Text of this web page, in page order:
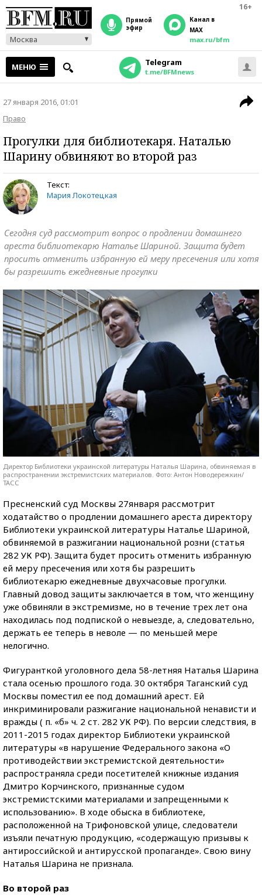
16+
Москва
прямой
эфир
Канал в
MAX
max.ru/bfm
МЕНЮ Telegram
t.me/BFMnews
27 января 2016, 01:01
Право
Прогулки для библиотекаря. Наталью
Шарину обвиняют во второй раз
Текст:
Мария Локотецкая
Сегодня суд рассмотрит вопрос о продлении домашнего
ареста библиотекарю Наталье Шариной. Защита будет
просить отменить избранную ей меру пресечения или хотя
бы разрешить ежедневные прогулки
Директор Библиотеки украинской литературы Наталья Шарина, обвиняемая в
распространении экстремистских материалов. Фото: Антон Новодережкин/
ТАСС
Пресненский суд Москвы 27января рассмотрит
ходатайство о продлении домашнего ареста директору
Библиотеки украинской литературы Наталье Шариной,
обвиняемой в разжигании национальной розни (статья
282 УК РФ). Защита будет просить отменить избранную
ей меру пресечения или хотя бы разрешить
библиотекарю ежедневные двухчасовые прогулки.
Главный довод защиты заключается в том, что женщину
уже обвиняли в экстремизме, но в течение трех лет она
находилась под подпиской о невыезде, а, следовательно,
держать ее теперь в неволе — по меньшей мере
нелогично.
Фигуранткой уголовного дела 58-летняя Наталья Шарина
стала осенью прошлого года. 30 октября Таганский суд
Москвы поместил ее под домашний арест. Ей
инкриминировали разжигание национальной ненависти и
вражды ( п. «б» ч. 2 ст. 282 УК РФ). По версии следствия, в
2011-2015 годах директор Библиотеки украинской
литературы «в нарушение Федерального закона «О
противодействии экстремистской деятельности»
распространяла среди посетителей книжные издания
Дмитро Корчинского, признанные судом
экстремистскими материалами и запрещенными к
использованию». В ходе обыска в библиотеке,
расположенной на Трифоновской улице, следователи
изъяли печатную продукцию, «содержащую призывы к
антироссийской и антирусской пропаганде». Свою вину
Наталья Шарина не признала.
Во второй раз